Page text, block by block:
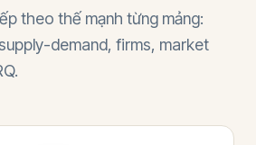
theo thế mạnh từng mảng:
demand, firms, market